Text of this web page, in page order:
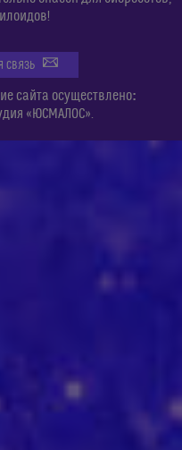
СВЯЗЬ
сайта осуществлено:
«ЮСМАЛОС».